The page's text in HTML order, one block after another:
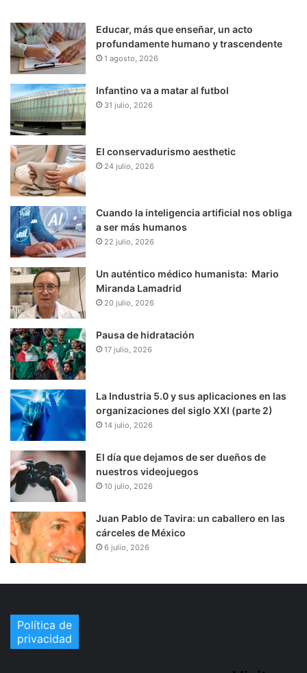
Educar, más que enseñar, un acto
profundamente humano y trascendente
1 agosto, 2026
Infantino va a matar al futbol
31 julio, 2026
El conservadurismo aesthetic
24 julio, 2026
Cuando la inteligencia artificial nos obliga
a ser más humanos
22 julio, 2026
Un auténtico médico humanista: Mario
Miranda Lamadrid
20 julio, 2026
Pausa de hidratación
17 julio, 2026
La Industria 5.0 y sus aplicaciones en las
organizaciones del siglo XXI (parte 2)
14 julio, 2026
El día que dejamos de ser dueños de
nuestros videojuegos
10 julio, 2026
Juan Pablo de Tavira: un caballero en las
cárceles de México
6 julio, 2026
Política de
privacidad